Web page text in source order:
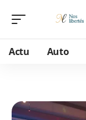
Actu Auto